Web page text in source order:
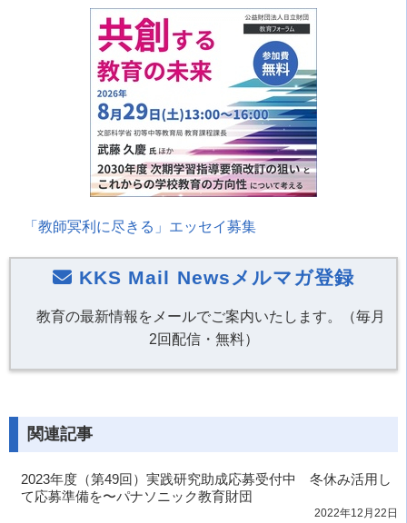
「教師冥利に尽きる」エッセイ募集
KKS Mail Newsメルマガ登録
教育の最新情報をメールでご案内いたします。（毎月
2回配信・無料）
関連記事
2023年度（第49回）実践研究助成応募受付中 冬休み活用し
て応募準備を〜パナソニック教育財団
2022年12月22日